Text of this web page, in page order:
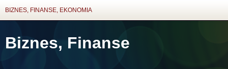
BIZNES, FINANSE, EKONOMIA
Biznes, Finanse